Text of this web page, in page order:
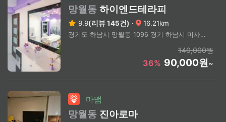
망월동 하이엔드테라피
9.9(리뷰 145건) · 16.21km
경기도 하남시 망월동 1096 경기 하남시 미사강변중앙로204번길 22
140,000원
36% 90,000원~
마맵
망월동 진아로마